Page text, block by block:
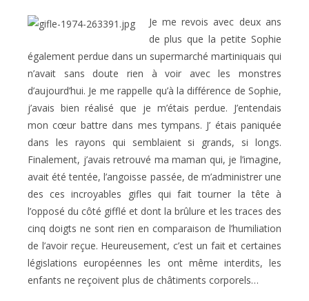
Je me revois avec deux ans
de plus que la petite Sophie
également perdue dans un supermarché martiniquais qui
n’avait sans doute rien à voir avec les monstres
d’aujourd’hui. Je me rappelle qu’à la différence de Sophie,
j’avais bien réalisé que je m’étais perdue. J’entendais
mon cœur battre dans mes tympans. J’ étais paniquée
dans les rayons qui semblaient si grands, si longs.
Finalement, j’avais retrouvé ma maman qui, je l’imagine,
avait été tentée, l’angoisse passée, de m’administrer une
des ces incroyables gifles qui fait tourner la tête à
l’opposé du côté gifflé et dont la brûlure et les traces des
cinq doigts ne sont rien en comparaison de l’humiliation
de l’avoir reçue. Heureusement, c’est un fait et certaines
législations européennes les ont même interdits, les
enfants ne reçoivent plus de châtiments corporels…